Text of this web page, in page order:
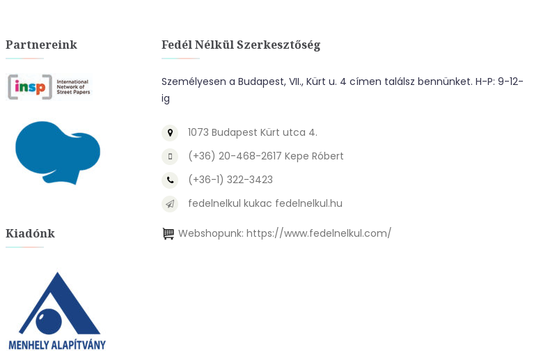
Partnereink
Kiadónk
Fedél Nélkül Szerkesztőség
Személyesen a Budapest, VII., Kürt u. 4 címen találsz bennünket. H-P: 9-12-
ig
1073 Budapest Kürt utca 4.
(+36) 20-468-2617 Kepe Róbert
(+36-1) 322-3423
fedelnelkul kukac fedelnelkul.hu
Webshopunk: https://www.fedelnelkul.com/